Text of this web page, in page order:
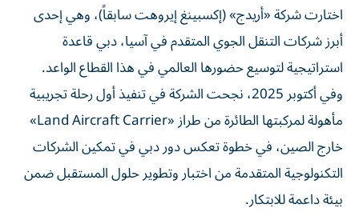
اختارت شركة «أريدج» (إكسبينغ إيروهت سابقاً)، وهي إحدى
أبرز شركات التنقل الجوي المتقدم في آسيا، دبي قاعدة
استراتيجية لتوسيع حضورها العالمي في هذا القطاع الواعد.
وفي أكتوبر 2025، نجحت الشركة في تنفيذ أول رحلة تجريبية
مأهولة لمركبتها الطائرة من طراز «Land Aircraft Carrier»
خارج الصين، في خطوة تعكس دور دبي في تمكين الشركات
التكنولوجية المتقدمة من اختبار وتطوير حلول المستقبل ضمن
بيئة داعمة للابتكار.